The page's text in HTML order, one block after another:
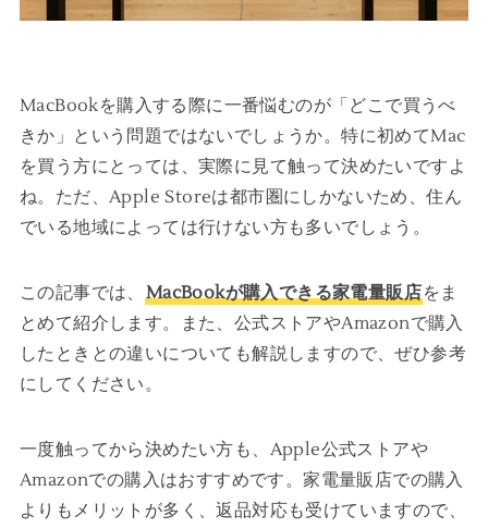
MacBookを購入する際に一番悩むのが「どこで買うべ
きか」という問題ではないでしょうか。特に初めてMac
を買う方にとっては、実際に見て触って決めたいですよ
ね。ただ、Apple Storeは都市圏にしかないため、住ん
でいる地域によっては行けない方も多いでしょう。
この記事では、 MacBookが購入できる家電量販店をま
とめて紹介します。また、公式ストアやAmazonで購入
したときとの違いについても解説しますので、ぜひ参考
にしてください。
一度触ってから決めたい方も、Apple公式ストアや
Amazonでの購入はおすすめです。家電量販店での購入
よりもメリットが多く、返品対応も受けていますので、